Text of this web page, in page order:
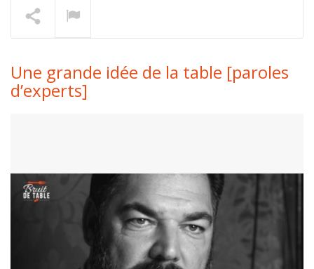
Une grande idée de la table [paroles
d’experts]